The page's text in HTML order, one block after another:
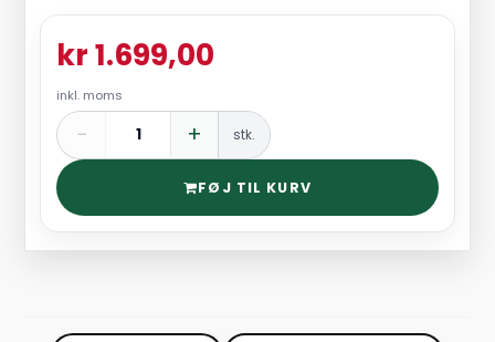
kr 1.699,00
inkl. moms
− + stk.
FØJ TIL KURV